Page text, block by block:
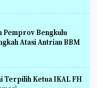
Pemprov Bengkulu
Atasi Antrian BBM
Terpilih Ketua IKAL FH